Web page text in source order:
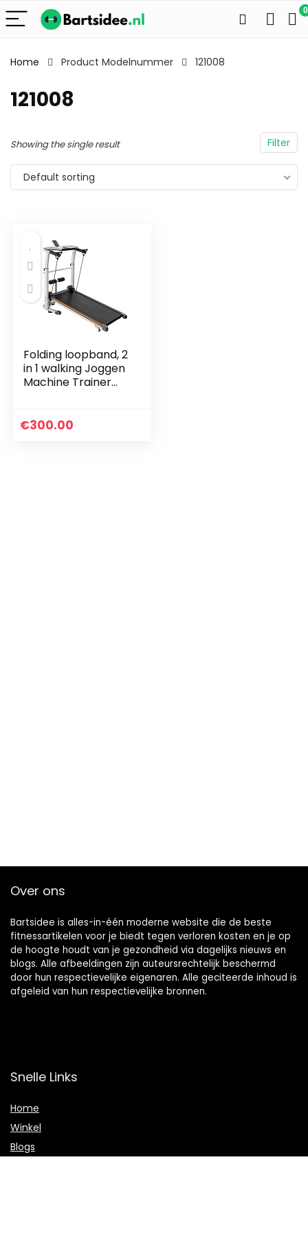
0
Home Product Modelnummer 121008
121008
Filter
Showing the single result
Default sorting
Folding loopband, 2
in 1 walking Joggen
Machine Trainer
met
€300.00
Over ons
Bartsidee is alles-in-één moderne website die de beste
fitnessartikelen voor je biedt tegen verloren kosten en je op
de hoogte houdt van je gezondheid via dagelijks nieuws en
blogs. Alle afbeeldingen zijn auteursrechtelijk beschermd
door hun respectievelijke eigenaren. Alle geciteerde inhoud is
afgeleid van hun respectievelijke bronnen.
Snelle Links
Home
Winkel
Blogs